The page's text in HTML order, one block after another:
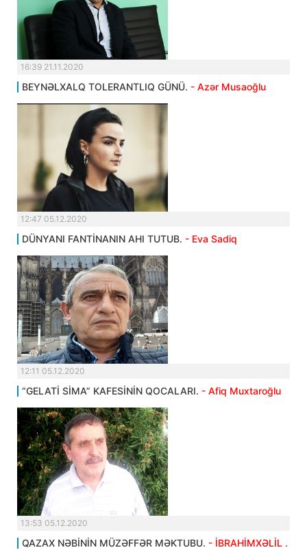
16:39 21.11.2020
BEYNƏLXALQ TOLERANTLIQ GÜNÜ. - Azər Musaoğlu
12:47 05.12.2020
DÜNYANI FANTİNANIN AHI TUTUB. - Eva Sadiq
12:11 05.12.2020
“GELATİ SİMA” KAFESİNİN QOCALARI. - Afiq Muxtaroğlu
13:53 05.12.2020
QAZAX NƏBİNİN MÜZƏFFƏR MƏKTUBU. - İBRAHİMXƏLİL .